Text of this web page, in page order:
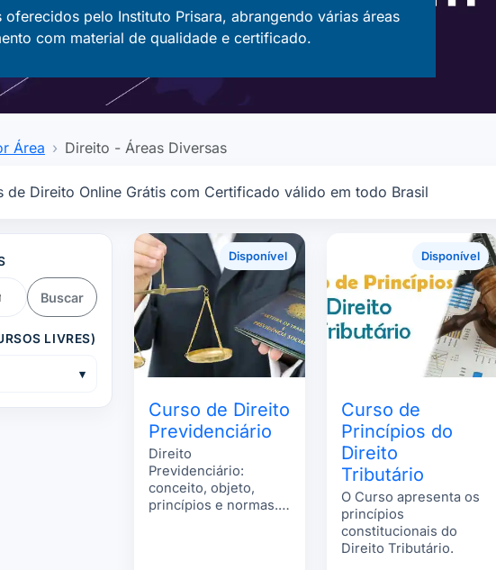
oferecidos pelo Instituto Prisara, abrangendo várias áreas
com material de qualidade e certificado.
Área Direito - Áreas Diversas
de Direito Online Grátis com Certificado válido em todo Brasil
Buscar
LIVRES)
Disponível
Curso de Direito
Previdenciário
Direito
Previdenciário:
conceito, objeto,
princípios e normas.
Disponível
Curso de
Princípios do
Direito
Tributário
O Curso apresenta os
princípios
constitucionais do
Direito Tributário.